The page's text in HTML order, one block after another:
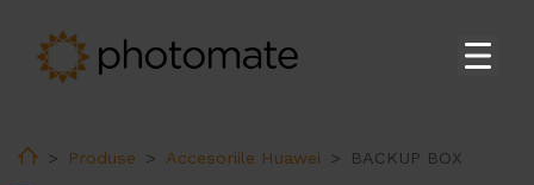
HomeProduse Accesoriile Huawei BACKUP BOX
Produse